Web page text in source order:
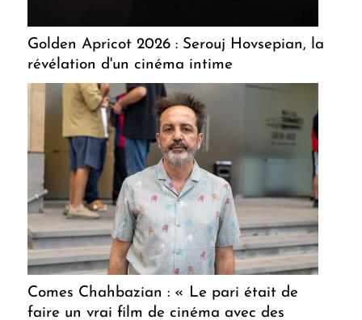
Golden Apricot 2026 : Serouj Hovsepian, la
révélation d'un cinéma intime
Comes Chahbazian : « Le pari était de
faire un vrai film de cinéma avec des